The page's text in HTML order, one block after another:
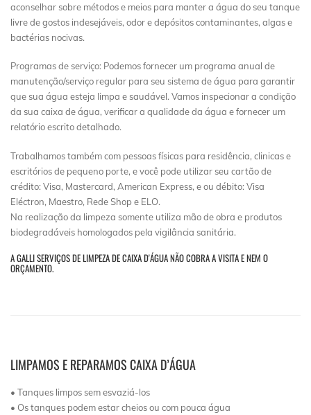
aconselhar sobre métodos e meios para manter a água do seu tanque
livre de gostos indesejáveis, odor e depósitos contaminantes, algas e
bactérias nocivas.
Programas de serviço: Podemos fornecer um programa anual de
manutenção/serviço regular para seu sistema de água para garantir
que sua água esteja limpa e saudável. Vamos inspecionar a condição
da sua caixa de água, verificar a qualidade da água e fornecer um
relatório escrito detalhado.
Trabalhamos também com pessoas físicas para residência, clinicas e
escritórios de pequeno porte, e você pode utilizar seu cartão de
crédito: Visa, Mastercard, American Express, e ou débito: Visa
Eléctron, Maestro, Rede Shop e ELO.
Na realização da limpeza somente utiliza mão de obra e produtos
biodegradáveis homologados pela vigilância sanitária.
A GALLI SERVIÇOS DE LIMPEZA DE CAIXA D'ÁGUA NÃO COBRA A VISITA E NEM O
ORÇAMENTO.
LIMPAMOS E REPARAMOS CAIXA D’ÁGUA
• Tanques limpos sem esvaziá-los
• Os tanques podem estar cheios ou com pouca água